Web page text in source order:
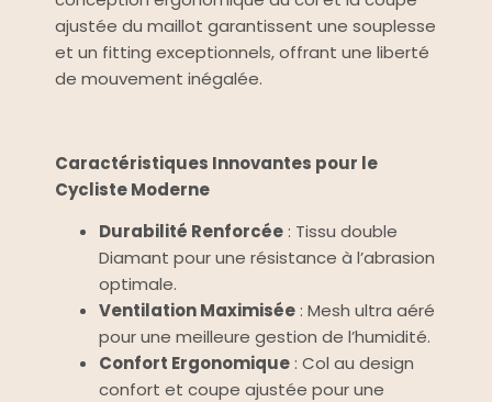
ajustée du maillot garantissent une souplesse
et un fitting exceptionnels, offrant une liberté
de mouvement inégalée.
Caractéristiques Innovantes pour le
Cycliste Moderne
Durabilité Renforcée: Tissu double
Diamant pour une résistance à l’abrasion
optimale.
Ventilation Maximisée: Mesh ultra aéré
pour une meilleure gestion de l’humidité.
Confort Ergonomique: Col au design
confort et coupe ajustée pour une